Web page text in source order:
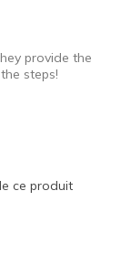
provide the
steps!
ce produit